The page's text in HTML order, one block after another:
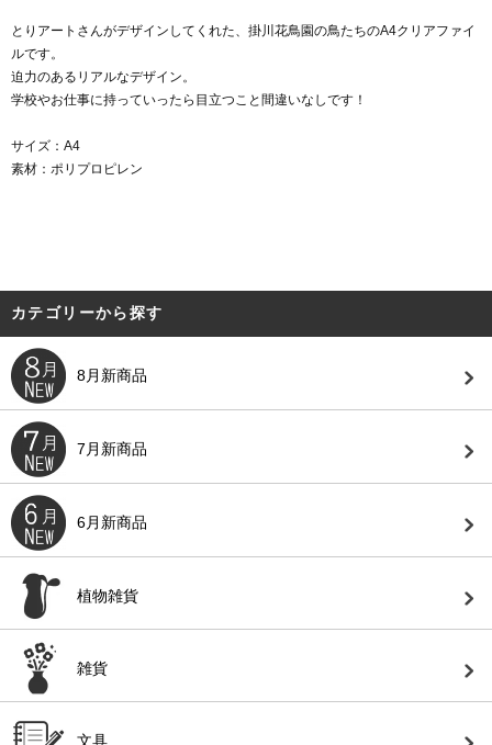
とりアートさんがデザインしてくれた、掛川花鳥園の鳥たちのA4クリアファイ
ルです。
迫力のあるリアルなデザイン。
学校やお仕事に持っていったら目立つこと間違いなしです！
サイズ：A4
素材：ポリプロピレン
カテゴリーから探す
8月新商品
7月新商品
6月新商品
植物雑貨
雑貨
文具